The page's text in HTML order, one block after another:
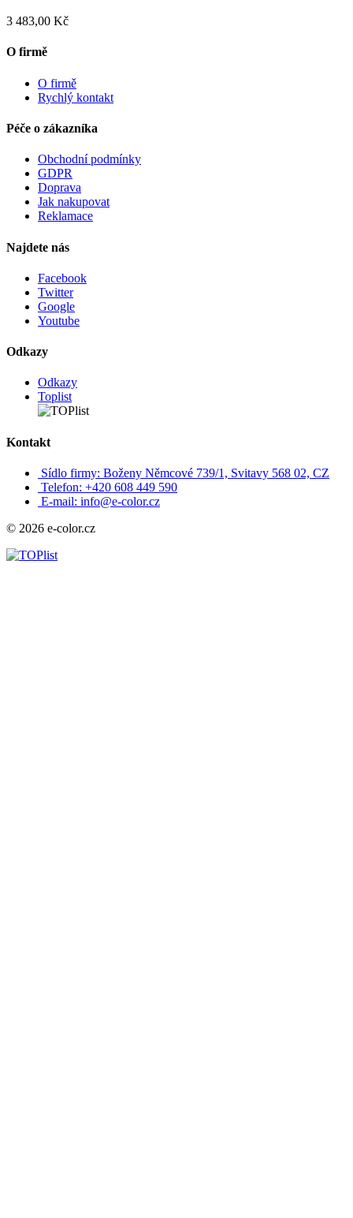
3 483,00 Kč
O firmě
O firmě
Rychlý kontakt
Péče o zákazníka
Obchodní podmínky
GDPR
Doprava
Jak nakupovat
Reklamace
Najdete nás
Facebook
Twitter
Google
Youtube
Odkazy
Odkazy
Toplist
Kontakt
Sídlo firmy: Boženy Němcové 739/1, Svitavy 568 02, CZ
Telefon: +420 608 449 590
E-mail: info@e-color.cz
© 2026 e-color.cz